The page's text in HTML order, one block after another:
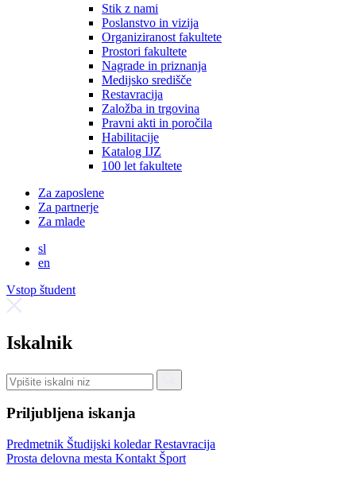
Stik z nami
Poslanstvo in vizija
Organiziranost fakultete
Prostori fakultete
Nagrade in priznanja
Medijsko središče
Restavracija
Založba in trgovina
Pravni akti in poročila
Habilitacije
Katalog IJZ
100 let fakultete
Za zaposlene
Za partnerje
Za mlade
sl
en
Vstop študent
Iskalnik
Priljubljena iskanja
Predmetnik Študijski koledarRestavracija
Prosta delovna mesta Kontakt Šport